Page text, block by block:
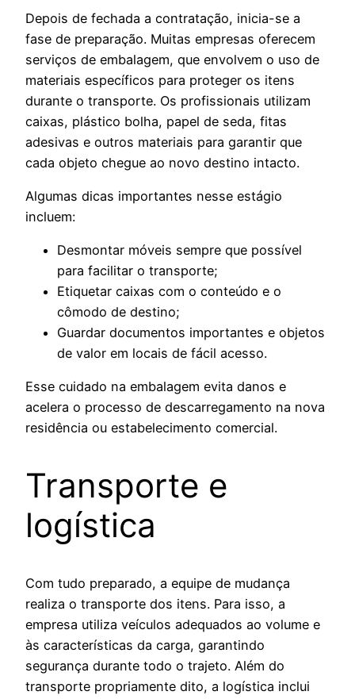
Depois de fechada a contratação, inicia-se a
fase de preparação. Muitas empresas oferecem
serviços de embalagem, que envolvem o uso de
materiais específicos para proteger os itens
durante o transporte. Os profissionais utilizam
caixas, plástico bolha, papel de seda, fitas
adesivas e outros materiais para garantir que
cada objeto chegue ao novo destino intacto.
Algumas dicas importantes nesse estágio
incluem:
Desmontar móveis sempre que possível
para facilitar o transporte;
Etiquetar caixas com o conteúdo e o
cômodo de destino;
Guardar documentos importantes e objetos
de valor em locais de fácil acesso.
Esse cuidado na embalagem evita danos e
acelera o processo de descarregamento na nova
residência ou estabelecimento comercial.
Transporte e
logística
Com tudo preparado, a equipe de mudança
realiza o transporte dos itens. Para isso, a
empresa utiliza veículos adequados ao volume e
às características da carga, garantindo
segurança durante todo o trajeto. Além do
transporte propriamente dito, a logística inclui